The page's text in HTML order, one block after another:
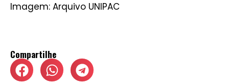
Imagem: Arquivo UNIPAC
Compartilhe